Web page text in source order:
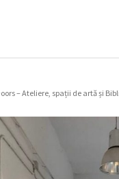
– Ateliere, spații de artă și